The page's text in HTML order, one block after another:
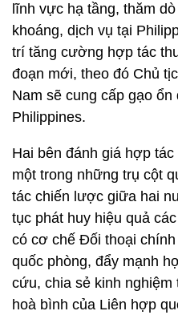
lĩnh vực hạ tầng, thăm
khoáng, dịch vụ tại
trí tăng cường hợp tác
đoạn mới, theo đó Chủ
Nam sẽ cung cấp gạo ổn
Philippines.
Hai bên đánh giá hợp
một trong những trụ cột
tác chiến lược giữa hai
tục phát huy hiệu quả
có cơ chế Đối thoại
quốc phòng, đẩy mạnh
cứu, chia sẻ kinh
hoà bình của Liên hợp